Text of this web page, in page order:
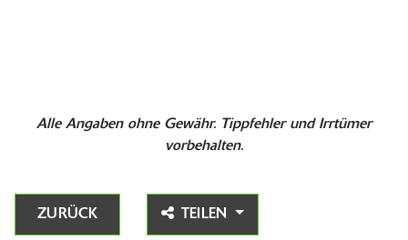
Alle Angaben ohne Gewähr. Tippfehler und Irrtümer
vorbehalten.
ZURÜCK TEILEN